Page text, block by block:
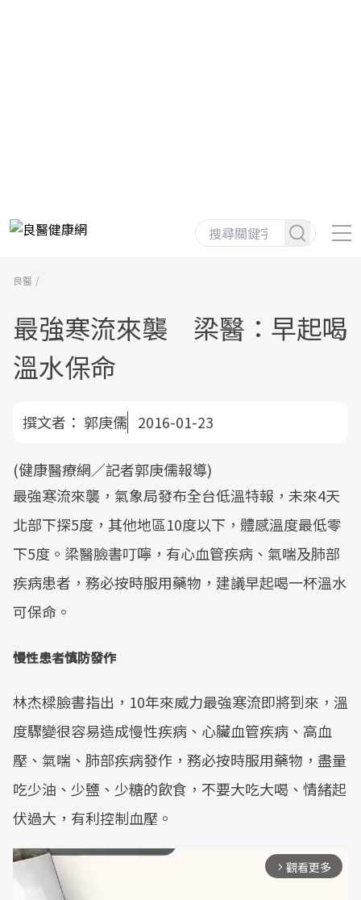
良醫
最強寒流來襲 梁醫：早起喝
溫水保命
撰文者： 郭庚儒 2016-01-23
(健康醫療網／記者郭庚儒報導)
最強寒流來襲，氣象局發布全台低溫特報，未來4天
北部下探5度，其他地區10度以下，體感溫度最低零
下5度。梁醫臉書叮嚀，有心血管疾病、氣喘及肺部
疾病患者，務必按時服用藥物，建議早起喝一杯溫水
可保命。
慢性患者慎防發作
林杰樑臉書指出，10年來威力最強寒流即將到來，溫
度驟變很容易造成慢性疾病、心臟血管疾病、高血
壓、氣喘、肺部疾病發作，務必按時服用藥物，盡量
吃少油、少鹽、少糖的飲食，不要大吃大喝、情緒起
伏過大，有利控制血壓。
arrow_forward_ios 觀看更多